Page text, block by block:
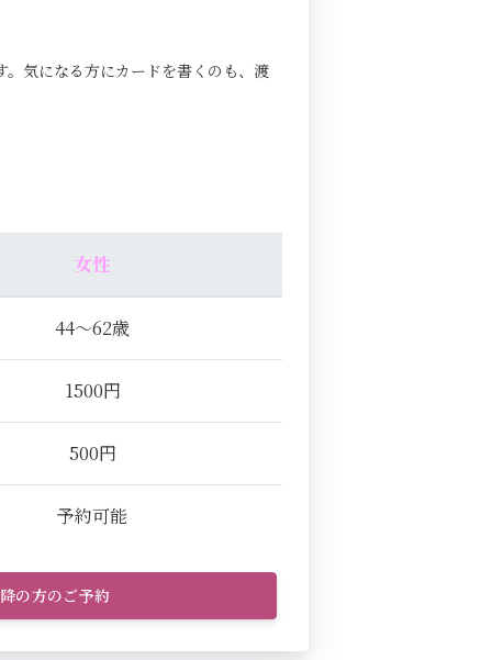
気になる方にカードを書くのも、渡
女性
44～62歳
1500円
500円
予約可能
の方のご予約